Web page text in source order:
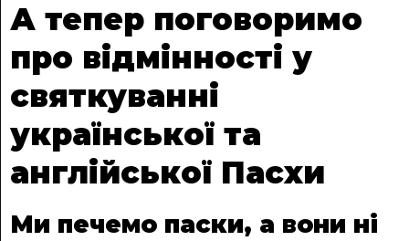
А тепер поговоримо
про відмінності у
святкуванні
української та
англійської Пасхи
Ми печемо паски, а вони ні